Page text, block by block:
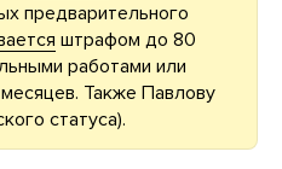
предварительного
штрафом до 80
работами или
Также Павлову
статуса).